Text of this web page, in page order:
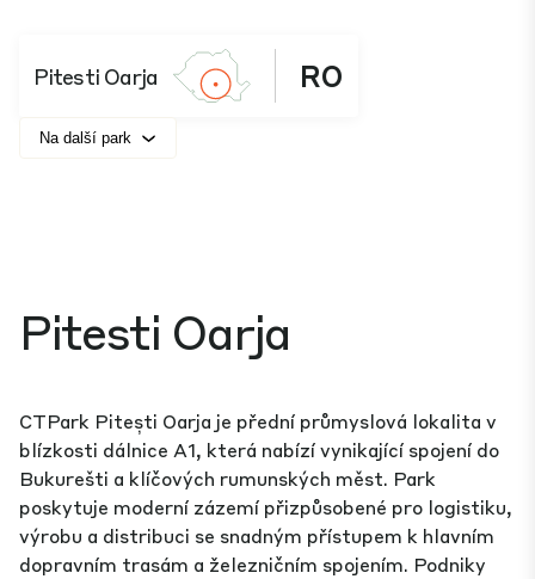
Pitesti Oarja RO
Na další park
Pitesti Oarja
CTPark Pitești Oarja je přední průmyslová lokalita v
blízkosti dálnice A1, která nabízí vynikající spojení do
Bukurešti a klíčových rumunských měst. Park
poskytuje moderní zázemí přizpůsobené pro logistiku,
výrobu a distribuci se snadným přístupem k hlavním
dopravním trasám a železničním spojením. Podniky